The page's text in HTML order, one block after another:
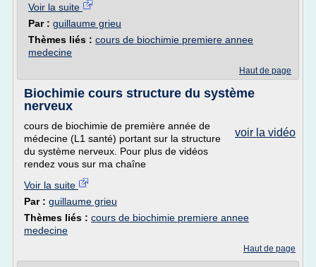
Voir la suite
Par : guillaume grieu
Thèmes liés : cours de biochimie premiere annee
medecine
Haut de page
Biochimie cours structure du système
nerveux
voir la vidéo
cours de biochimie de première année de
médecine (L1 santé) portant sur la structure
du système nerveux. Pour plus de vidéos
rendez vous sur ma chaîne
Voir la suite
Par : guillaume grieu
Thèmes liés : cours de biochimie premiere annee
medecine
Haut de page